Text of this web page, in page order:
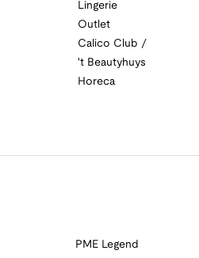
Lingerie
Outlet
Calico Club /
't Beautyhuys
Horeca
PME Legend